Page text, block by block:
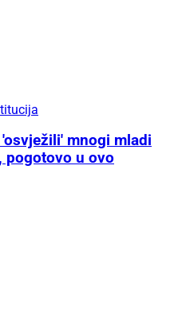
mnogi mladi
pogotovo u ovo